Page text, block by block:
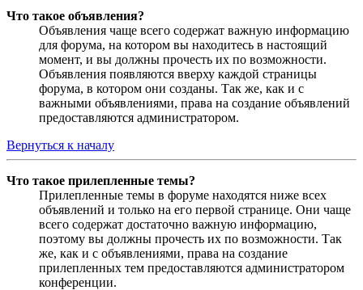
Что такое объявления?
Объявления чаще всего содержат важную информацию
для форума, на котором вы находитесь в настоящий
момент, и вы должны прочесть их по возможности.
Объявления появляются вверху каждой страницы
форума, в котором они созданы. Так же, как и с
важными объявлениями, права на создание объявлений
предоставляются администратором.
Вернуться к началу
Что такое прилепленные темы?
Прилепленные темы в форуме находятся ниже всех
объявлений и только на его первой странице. Они чаще
всего содержат достаточно важную информацию,
поэтому вы должны прочесть их по возможности. Так
же, как и с объявлениями, права на создание
прилепленных тем предоставляются администратором
конференции.